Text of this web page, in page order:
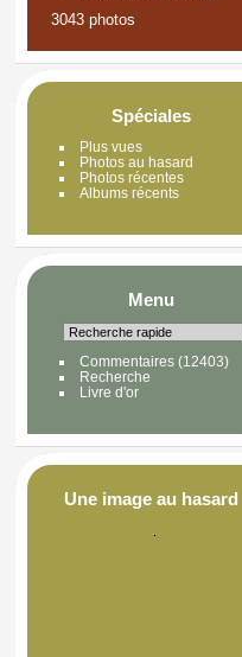
3043 photos
Spéciales
Plus vues
Photos au hasard
Photos récentes
Albums récents
Menu
Commentaires(12403)
Recherche
Livre d'or
Une image au hasard